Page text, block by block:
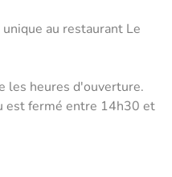
au restaurant Le
les heures d'ouverture.
est fermé entre 14h30 et